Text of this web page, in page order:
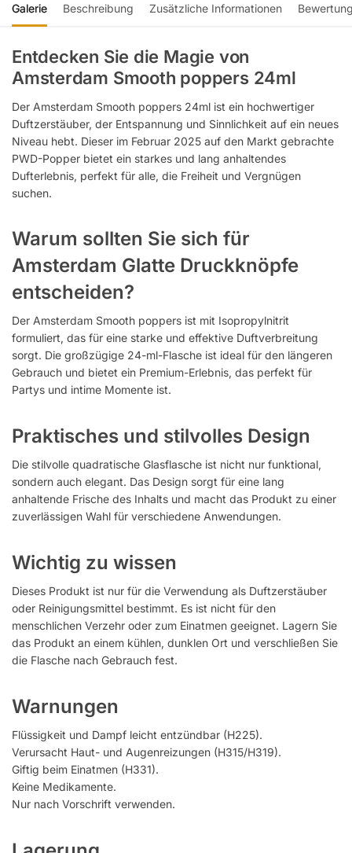
Galerie Beschreibung Zusätzliche Informationen
Entdecken Sie die Magie von
Amsterdam Smooth poppers 24ml
Der Amsterdam Smooth poppers 24ml ist ein hochwertiger
Duftzerstäuber, der Entspannung und Sinnlichkeit auf ein neues
Niveau hebt. Dieser im Februar 2025 auf den Markt gebrachte
PWD-Popper bietet ein starkes und lang anhaltendes
Dufterlebnis, perfekt für alle, die Freiheit und Vergnügen
suchen.
Warum sollten Sie sich für
Amsterdam Glatte Druckknöpfe
entscheiden?
Der Amsterdam Smooth poppers ist mit Isopropylnitrit
formuliert, das für eine starke und effektive Duftverbreitung
sorgt. Die großzügige 24-ml-Flasche ist ideal für den längeren
Gebrauch und bietet ein Premium-Erlebnis, das perfekt für
Partys und intime Momente ist.
Praktisches und stilvolles Design
Die stilvolle quadratische Glasflasche ist nicht nur funktional,
sondern auch elegant. Das Design sorgt für eine lang
anhaltende Frische des Inhalts und macht das Produkt zu einer
zuverlässigen Wahl für verschiedene Anwendungen.
Wichtig zu wissen
Dieses Produkt ist nur für die Verwendung als Duftzerstäuber
oder Reinigungsmittel bestimmt. Es ist nicht für den
menschlichen Verzehr oder zum Einatmen geeignet. Lagern Sie
das Produkt an einem kühlen, dunklen Ort und verschließen Sie
die Flasche nach Gebrauch fest.
Warnungen
Flüssigkeit und Dampf leicht entzündbar (H225).
Verursacht Haut- und Augenreizungen (H315/H319).
Giftig beim Einatmen (H331).
Keine Medikamente.
Nur nach Vorschrift verwenden.